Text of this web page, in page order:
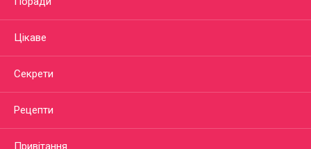
Цікаве
Секрети
Рецепти